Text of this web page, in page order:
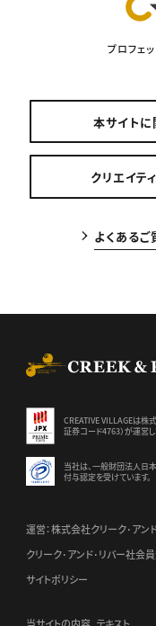
プロフェ
本サイト
クリエイテ
よくあるご
CREATIVE VILLAGEは株
証券コード4763）が運営し
当社は、一般財団法人日
付与認定を受けています。
運営：株式会社クリーク･アン
クリーク･アンド･リバー社会
サイトポリシー